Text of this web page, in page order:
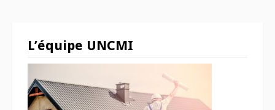
L’équipe UNCMI